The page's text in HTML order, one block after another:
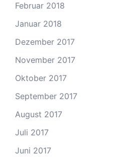
Februar 2018
Januar 2018
Dezember 2017
November 2017
Oktober 2017
September 2017
August 2017
Juli 2017
Juni 2017